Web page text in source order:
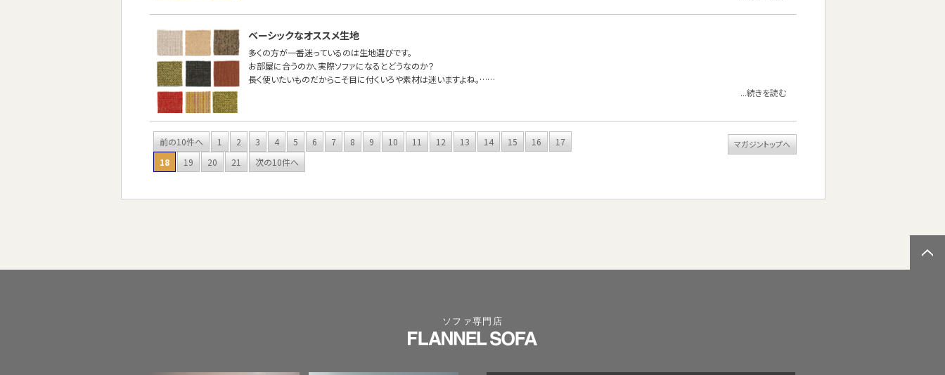
ベーシックなオススメ生地
多くの方が一番迷っているのは生地選びです。
お部屋に合うのか、実際ソファになるとどうなのか？
長く使いたいものだからこそ目に付くいろや素材は迷いますよね。……
...続きを読む
前の10件へ 1 2 3 4 5 6 7 8 9 10 11 12 13 14 15 16
17
18
19 20 21 次の10件へ
マガジントップへ
ソファ専門店